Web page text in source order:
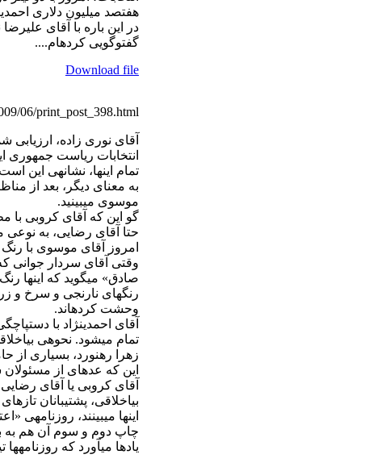
هفتصد میلیون دلاری
در این باره با آقای
گفت‏وگویی کرده‏ام....
Download file
06/print_post_398.html
آقای نوری زاده،
انتخابات ریاست جمهوری
تمام این‏ها، نشانه‏ی این
به معنای دیگر، بعد از
موسوی می‏بینید.
گو این که آقای کروبی با
حتا آقای رضایی، به نوعی
امروز آقای موسوی با
وقتی آقای سردار جوانی
صادق» می‏گوید که این‏ها
رنگ‏های نارنجی و سرخ و
وحشت کرده‏اند.
آقای احمدی‏نژاد با
تمام می‏شود. نحوه‏ی
زهرا رهنورد، بسیاری از
این که عده‏ای از
آقای کروبی یا آقای
بی‏اخلاقی، پشتیبانان
این‏ها می‏بینند،
یادها می‏آورد که روزنامه‏ها